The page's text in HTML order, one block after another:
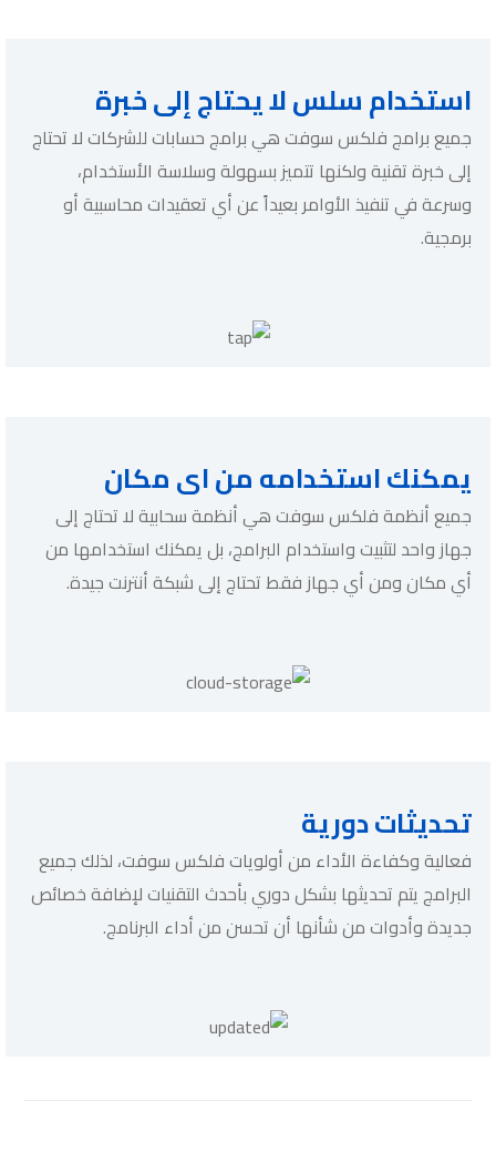
استخدام سلس لا يحتاج إلى خبرة
جميع برامج فلكس سوفت هي برامج حسابات للشركات لا تحتاج
إلى خبرة تقنية ولكنها تتميز بسهولة وسلاسة الأستخدام،
وسرعة في تنفيذ الأوامر بعيداً عن أي تعقيدات محاسبية أو
برمجية.
يمكنك استخدامه من اى مكان
جميع أنظمة فلكس سوفت هي أنظمة سحابية لا تحتاج إلى
جهاز واحد لتثبيت واستخدام البرامج، بل يمكنك استخدامها من
أي مكان ومن أي جهاز فقط تحتاج إلى شبكة أنترنت جيدة.
تحديثات دورية
فعالية وكفاءة الأداء من أولويات فلكس سوفت، لذلك جميع
البرامج يتم تحديثها بشكل دوري بأحدث التقنيات لإضافة خصائص
جديدة وأدوات من شأنها أن تحسن من أداء البرنامج.